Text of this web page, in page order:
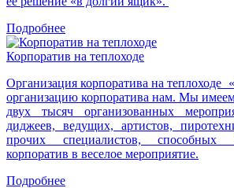
Подробнее
Корпоратив на теплоходе
Организация корпоратива на теплоходе
организацию корпоратива нам. Мы
двух тысяч организованных
диджеев, ведущих, артистов,
прочих специалистов, способных
корпоратив в веселое мероприятие.
Подробнее